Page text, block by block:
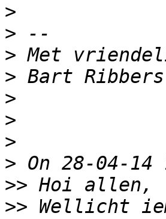
>
>
>
>
>
>
>
>
>>
>> Wellicht